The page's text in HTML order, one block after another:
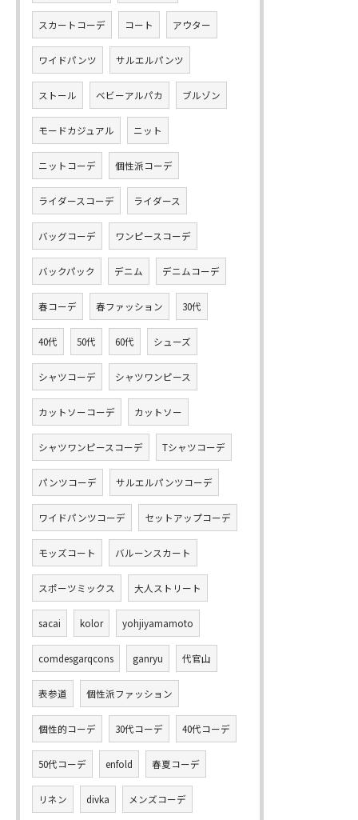
スカートコーデ コート アウター
ワイドパンツ サルエルパンツ
ストール ベビーアルパカ ブルゾン
モードカジュアル ニット
ニットコーデ 個性派コーデ
ライダースコーデ ライダース
バッグコーデ ワンピースコーデ
バックパック デニム デニムコーデ
春コーデ 春ファッション 30代
40代 50代 60代 シューズ
シャツコーデ シャツワンピース
カットソーコーデ カットソー
シャツワンピースコーデ Tシャツコーデ
パンツコーデ サルエルパンツコーデ
ワイドパンツコーデ セットアップコーデ
モッズコート バルーンスカート
スポーツミックス 大人ストリート
sacai kolor yohjiyamamoto
comdesgarqcons ganryu 代官山
表参道 個性派ファッション
個性的コーデ 30代コーデ 40代コーデ
50代コーデ enfold 春夏コーデ
リネン divka メンズコーデ